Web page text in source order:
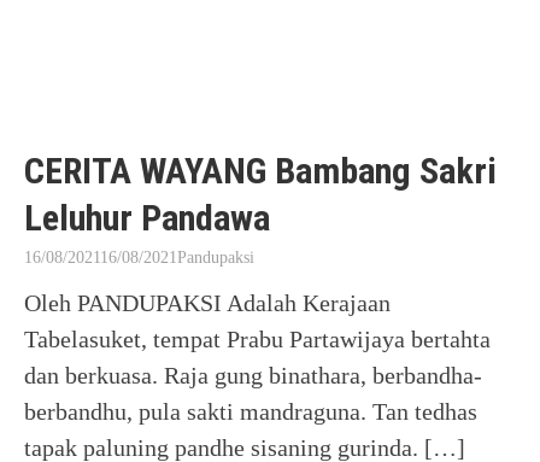
CERITA WAYANG Bambang Sakri
Leluhur Pandawa
16/08/202116/08/2021Pandupaksi
Oleh PANDUPAKSI Adalah Kerajaan
Tabelasuket, tempat Prabu Partawijaya bertahta
dan berkuasa. Raja gung binathara, berbandha-
berbandhu, pula sakti mandraguna. Tan tedhas
tapak paluning pandhe sisaning gurinda. […]